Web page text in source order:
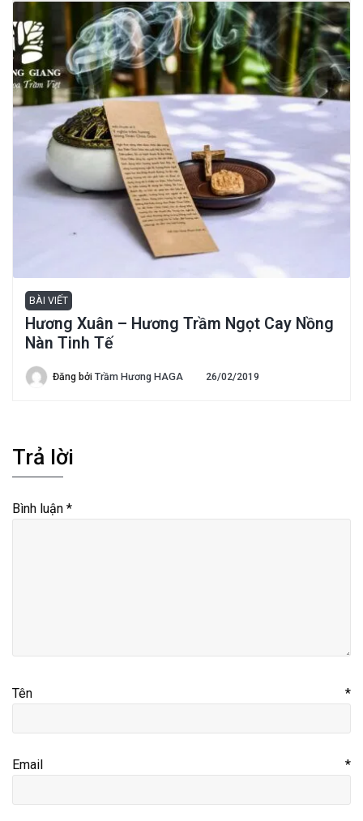
BÀI VIẾT
Hương Xuân – Hương Trầm Ngọt Cay Nồng
Nàn Tinh Tế
Đăng bởi Trầm Hương HAGA 26/02/2019
Trả lời
Bình luận *
Tên *
Email *